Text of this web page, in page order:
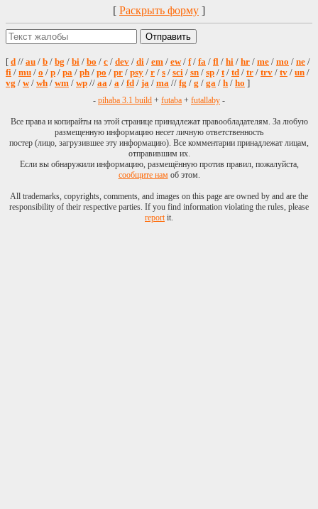
[ Раскрыть форму ]
[ d // au / b / bg / bi / bo / c / dev / di / em / ew/ f/ fa / fl / hi / hr / me / mo / ne /
fi / mu / o / p / pa / ph / po / pr / psy / r / s / sci / sn / sp / t/ td / tr / trv / tv / un /
vg / w/ wh / wm / wp // aa / a / fd / ja / ma // fg / g / ga / h / ho ]
- pihaba 3.1 build + futaba + futallaby -
Все права и копирайты на этой странице принадлежат правообладателям. За любую
размещенную информацию несет личную ответственность
постер (лицо, загрузившее эту информацию). Все комментарии принадлежат лицам,
отправившим их.
Если вы обнаружили информацию, размещённую против правил, пожалуйста,
сообщите намоб этом.
All trademarks, copyrights, comments, and images on this page are owned by and are the
responsibility of their respective parties. If you find information violating the rules, please
reportit.